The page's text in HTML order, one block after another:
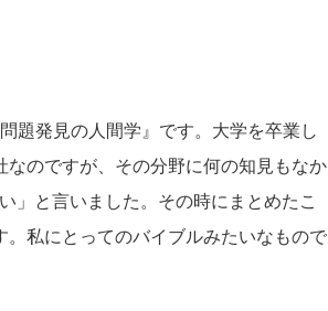
題発見の人間学』です。大学を卒業し
のですが、その分野に何の知見もなか
」と言いました。その時にまとめたこ
私にとってのバイブルみたいなもので